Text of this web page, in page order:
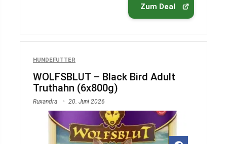
Zum Deal
HUNDEFUTTER
WOLFSBLUT – Black Bird Adult
Truthahn (6x800g)
Ruxandra 20. Juni 2026